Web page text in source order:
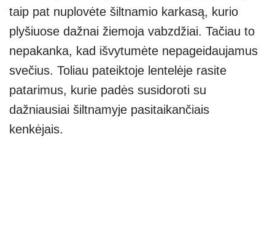
taip pat nuplovėte šiltnamio karkasą, kurio
plyšiuose dažnai žiemoja vabzdžiai. Tačiau to
nepakanka, kad išvytumėte nepageidaujamus
svečius. Toliau pateiktoje lentelėje rasite
patarimus, kurie padės susidoroti su
dažniausiai šiltnamyje pasitaikančiais
kenkėjais.